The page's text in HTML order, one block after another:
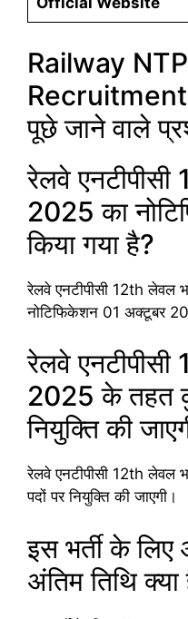
Railway
पूछे जाने वाले
रेलवे एनटीपीसी
2025 का
किया गया है?
रेलवे एनटीपीसी 12th लेवल
नोटिफिकेशन 01 अक्टूबर
रेलवे एनटीपीसी
2025 के तहत
नियुक्ति की
रेलवे एनटीपीसी 12th
पदों पर नियुक्ति की जाएगी।
इस भर्ती के
अंतिम तिथि क्या